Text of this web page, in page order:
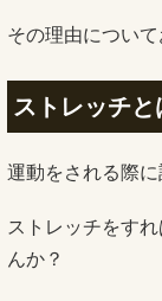
その理由について
ストレッチと
運動をされる際に
ストレッチをす
んか？